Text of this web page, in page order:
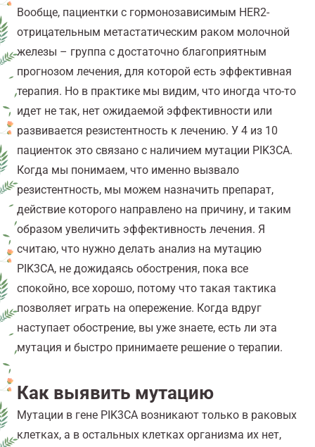
Вообще, пациентки с гормонозависимым HER2-
отрицательным метастатическим раком молочной
железы – группа с достаточно благоприятным
прогнозом лечения, для которой есть эффективная
терапия. Но в практике мы видим, что иногда что-то
идет не так, нет ожидаемой эффективности или
развивается резистентность к лечению. У 4 из 10
пациенток это связано с наличием мутации PIK3CA.
Когда мы понимаем, что именно вызвало
резистентность, мы можем назначить препарат,
действие которого направлено на причину, и таким
образом увеличить эффективность лечения. Я
считаю, что нужно делать анализ на мутацию
PIK3CA, не дожидаясь обострения, пока все
спокойно, все хорошо, потому что такая тактика
позволяет играть на опережение. Когда вдруг
наступает обострение, вы уже знаете, есть ли эта
мутация и быстро принимаете решение о терапии.
Как выявить мутацию
Мутации в гене PIK3CA возникают только в раковых
клетках, а в остальных клетках организма их нет,